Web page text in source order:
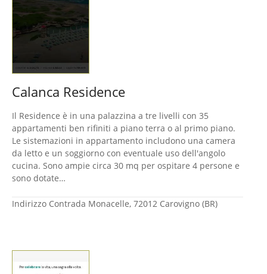
Calanca Residence
Il Residence è in una palazzina a tre livelli con 35
appartamenti ben rifiniti a piano terra o al primo piano.
Le sistemazioni in appartamento includono una camera
da letto e un soggiorno con eventuale uso dell'angolo
cucina. Sono ampie circa 30 mq per ospitare 4 persone e
sono dotate…
Indirizzo Contrada Monacelle, 72012 Carovigno (BR)